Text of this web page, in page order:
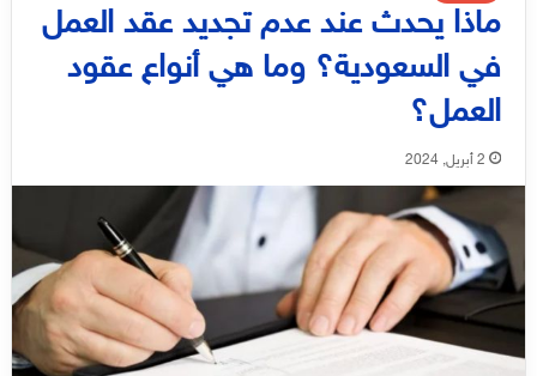
ماذا يحدث عند عدم تجديد عقد العمل
في السعودية؟ وما هي أنواع عقود
العمل؟
2 أبريل, 2024